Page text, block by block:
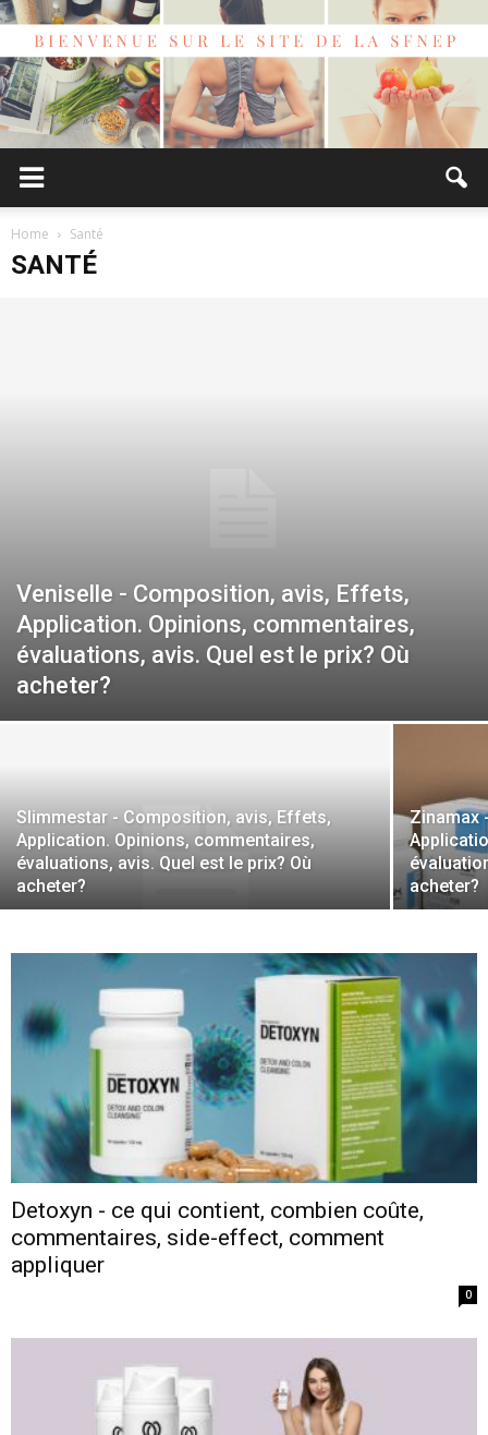
de
Home Santé
SANTÉ
Veniselle - Composition, avis, Effets,
Application. Opinions, commentaires,
évaluations, avis. Quel est le prix? Où
acheter?
Slimmestar - Composition, avis, Effets,
Application. Opinions, commentaires,
évaluations, avis. Quel est le prix? Où
acheter?
Zinamax
acheter?
Detoxyn - ce qui contient, combien coûte,
commentaires, side-effect, comment
appliquer
0